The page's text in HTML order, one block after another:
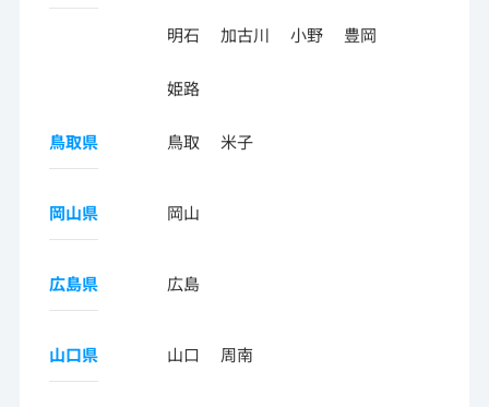
明石 加古川 小野 豊岡
姫路
鳥取県 鳥取 米子
岡山県 岡山
広島県 広島
山口県 山口 周南